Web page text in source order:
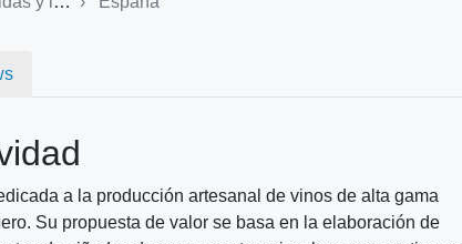
a la producción artesanal de vinos de alta gama
Su propuesta de valor se basa en la elaboración de